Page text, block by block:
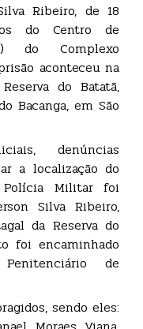
Ribeiro, de 18
do Centro de
do Complexo
aconteceu na
do Batatã,
Bacanga, em São
denúncias
a localização do
Militar foi
Silva Ribeiro,
da Reserva do
foi encaminhado
de
sendo eles: